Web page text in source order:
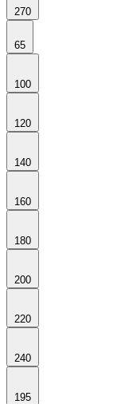
270
65
100
120
140
160
180
200
220
240
195